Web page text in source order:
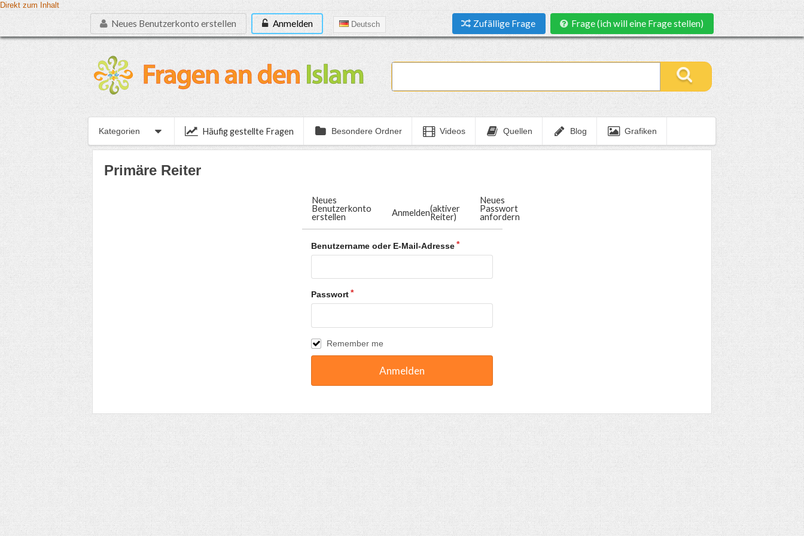
Direkt zum Inhalt
Neues Benutzerkonto erstellen Anmelden Deutsch Zufällige Frage Frage (ich will eine Frage stellen)
Kategorien Häufig gestellte Fragen Besondere Ordner Videos Quellen Blog Grafiken
Primäre Reiter
Neues
Benutzerkonto
erstellen Anmelden(aktiver
Reiter)
Neues
Passwort
anfordern
Benutzername oder E-Mail-Adresse
Passwort
Remember me